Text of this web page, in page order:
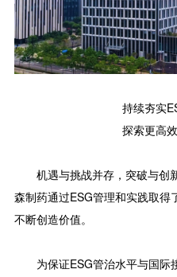
持续夯实
探索更高
机遇与挑战并存，突破与创
森制药通过ESG管理和实践取得
不断创造价值。
为保证ESG管治水平与国际